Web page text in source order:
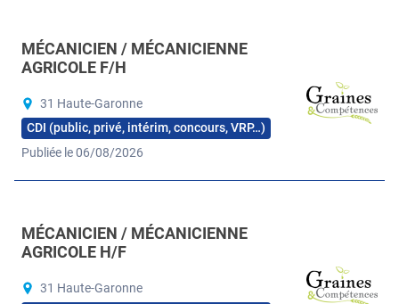
MÉCANICIEN / MÉCANICIENNE
AGRICOLE F/H
31 Haute-Garonne
CDI (public, privé, intérim, concours, VRP…)
Publiée le 06/08/2026
MÉCANICIEN / MÉCANICIENNE
AGRICOLE H/F
31 Haute-Garonne